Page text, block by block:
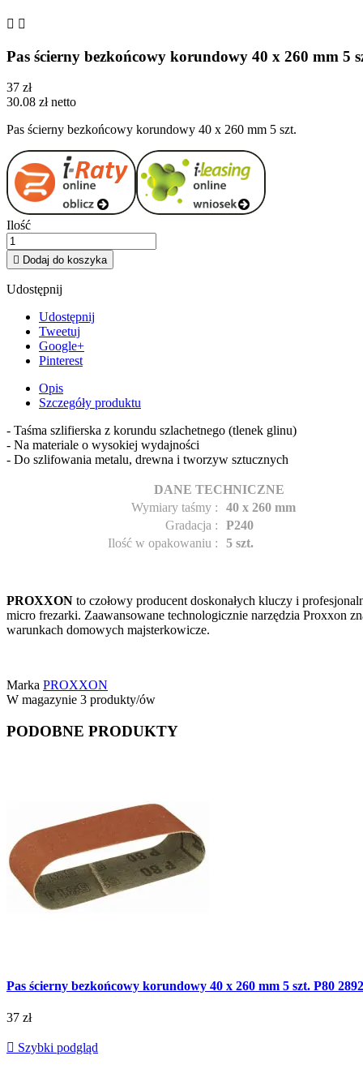
 
Pas ścierny bezkońcowy korundowy 40 x 260 mm 5
37 zł
30.08 zł netto
Pas ścierny bezkońcowy korundowy 40 x 260 mm 5 szt.
Ilość
 Dodaj do koszyka
Udostępnij
Udostępnij
Tweetuj
Google+
Pinterest
Opis
Szczegóły produktu
- Taśma szlifierska z korundu szlachetnego (tlenek glinu)
- Na materiale o wysokiej wydajności
- Do szlifowania metalu, drewna i tworzyw sztucznych
DANE TECHNICZNE
Wymiary taśmy :
40 x 260 mm
Gradacja :
P240
Ilość w opakowaniu : 5 szt.
PROXXON to czołowy producent doskonałych kluczy i
micro frezarki. Zaawansowane technologicznie narzędzia Proxxon
warunkach domowych majsterkowicze.
Marka PROXXON
W magazynie 3 produkty/ów
PODOBNE PRODUKTY
Pas ścierny bezkońcowy korundowy 40 x 260 mm 5 szt. P80
37 zł
 Szybki podgląd